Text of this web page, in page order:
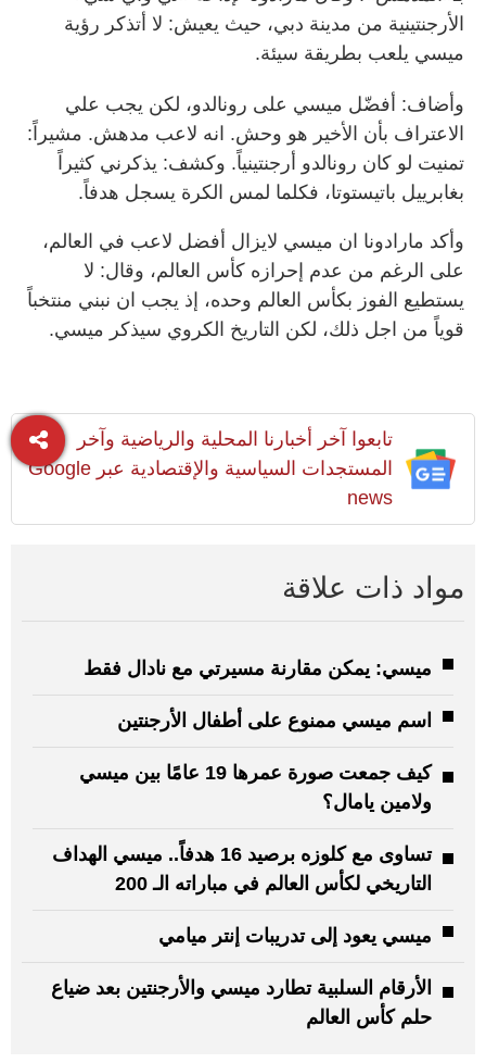
الأرجنتينية من مدينة دبي، حيث يعيش: لا أتذكر رؤية
ميسي يلعب بطريقة سيئة.
وأضاف: أفضّل ميسي على رونالدو، لكن يجب علي
الاعتراف بأن الأخير هو وحش. انه لاعب مدهش. مشيراً:
تمنيت لو كان رونالدو أرجنتينياً. وكشف: يذكرني كثيراً
بغابرييل باتيستوتا، فكلما لمس الكرة يسجل هدفاً.
وأكد مارادونا ان ميسي لايزال أفضل لاعب في العالم،
على الرغم من عدم إحرازه كأس العالم، وقال: لا
يستطيع الفوز بكأس العالم وحده، إذ يجب ان نبني منتخباً
قوياً من اجل ذلك، لكن التاريخ الكروي سيذكر ميسي.
تابعوا آخر أخبارنا المحلية والرياضية وآخر
المستجدات السياسية والإقتصادية عبر Google
news
مواد ذات علاقة
ميسي: يمكن مقارنة مسيرتي مع نادال فقط
اسم ميسي ممنوع على أطفال الأرجنتين
كيف جمعت صورة عمرها 19 عامًا بين ميسي
ولامين يامال؟
تساوى مع كلوزه برصيد 16 هدفاً.. ميسي الهداف
التاريخي لكأس العالم في مباراته الـ 200
ميسي يعود إلى تدريبات إنتر ميامي
الأرقام السلبية تطارد ميسي والأرجنتين بعد ضياع
حلم كأس العالم